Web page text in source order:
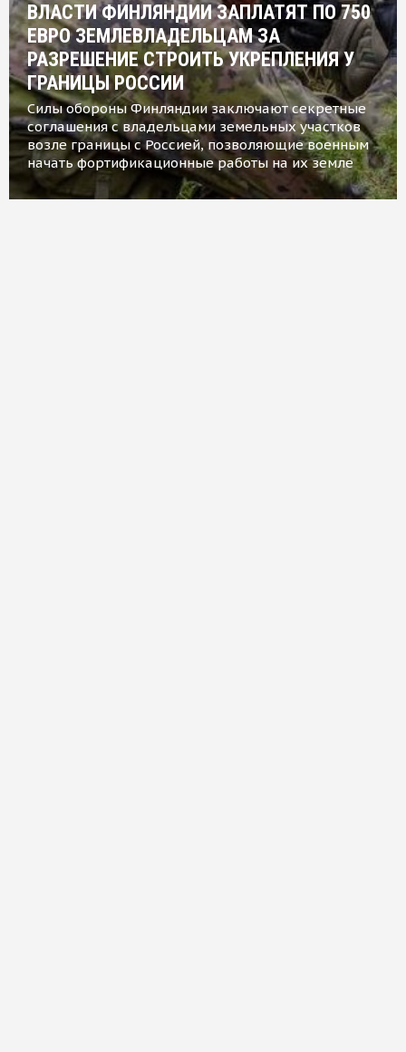
ВЛАСТИ ФИНЛЯНДИИ ЗАПЛАТЯТ ПО 750
ЕВРО ЗЕМЛЕВЛАДЕЛЬЦАМ ЗА
РАЗРЕШЕНИЕ СТРОИТЬ УКРЕПЛЕНИЯ У
ГРАНИЦЫ РОССИИ
Силы обороны Финляндии заключают секретные
соглашения с владельцами земельных участков
возле границы с Россией, позволяющие военным
начать фортификационные работы на их земле